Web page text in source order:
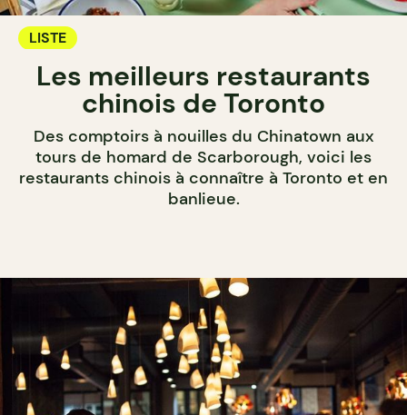
LISTE
Les meilleurs restaurants
chinois de Toronto
Des comptoirs à nouilles du Chinatown aux
tours de homard de Scarborough, voici les
restaurants chinois à connaître à Toronto et en
banlieue.